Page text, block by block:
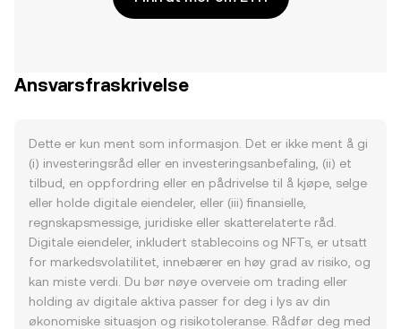
Ansvarsfraskrivelse
Dette er kun ment som informasjon. Det er ikke ment å gi
(i) investeringsråd eller en investeringsanbefaling, (ii) et
tilbud, en oppfordring eller en pådrivelse til å kjøpe, selge
eller holde digitale eiendeler, eller (iii) finansielle,
regnskapsmessige, juridiske eller skatterelaterte råd.
Digitale eiendeler, inkludert stablecoins og NFTs, er utsatt
for markedsvolatilitet, innebærer en høy grad av risiko, og
kan miste verdi. Du bør nøye overveie om trading eller
holding av digitale aktiva passer for deg i lys av din
økonomiske situasjon og risikotoleranse. Rådfør deg med